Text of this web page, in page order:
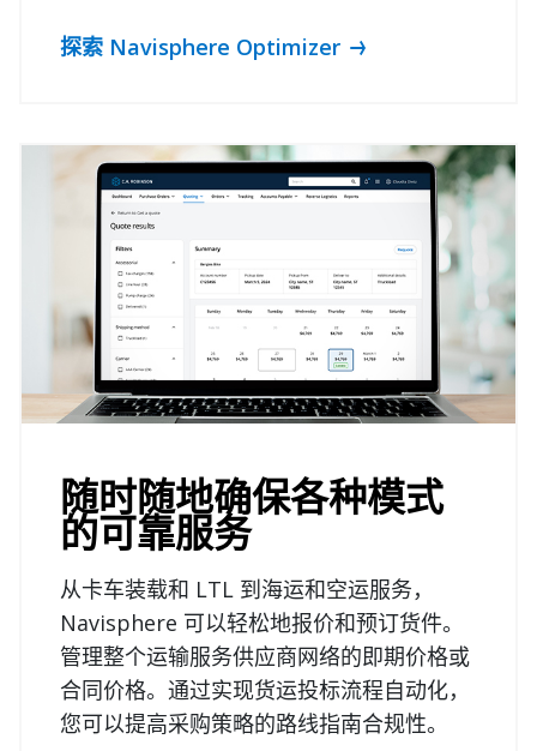
探索 Navisphere Optimizer
随时随地确保各种模式
的可靠服务
从卡车装载和 LTL 到海运和空运服务，
Navisphere 可以轻松地报价和预订货件。
管理整个运输服务供应商网络的即期价格或
合同价格。通过实现货运投标流程自动化，
您可以提高采购策略的路线指南合规性。